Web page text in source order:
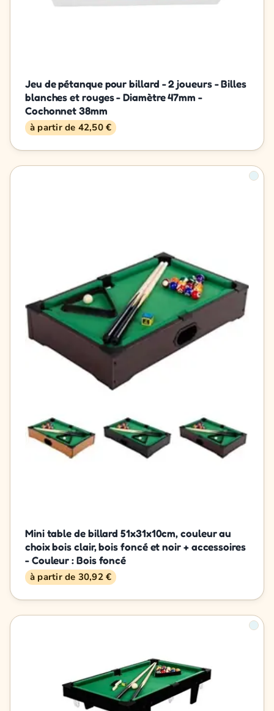
Jeu de pétanque pour billard - 2 joueurs - Billes
blanches et rouges - Diamètre 47mm -
Cochonnet 38mm
à partir de 42,50 €
Mini table de billard 51x31x10cm, couleur au
choix bois clair, bois foncé et noir + accessoires
- Couleur : Bois foncé
à partir de 30,92 €